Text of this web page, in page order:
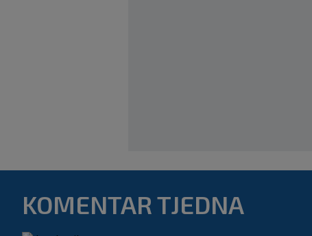
KOMENTAR TJEDNA